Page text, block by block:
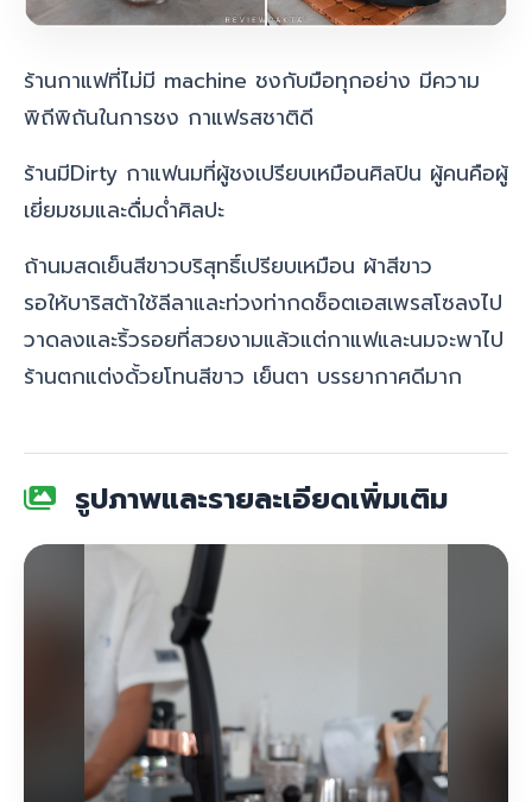
ร้านกาแฟที่ไม่มี machine ชงกับมือทุกอย่าง มีความ
พิถีพิถันในการชง กาแฟรสชาติดี
ร้านมีDirty กาแฟนมที่ผู้ชงเปรียบเหมือนศิลปิน ผู้คนคือผู้
เยี่ยมชมและดื่มด่ำศิลปะ
ถ้านมสดเย็นสีขาวบริสุทธิ์เปรียบเหมือน ผ้าสีขาว
รอให้บาริสต้าใช้ลีลาและท่วงท่ากดช็อตเอสเพรสโซลงไป
วาดลงและริ้วรอยที่สวยงามแล้วแต่กาแฟและนมจะพาไป
ร้านตกแต่งด้้วยโทนสีขาว เย็นตา บรรยากาศดีมาก
รูปภาพและรายละเอียดเพิ่มเติม